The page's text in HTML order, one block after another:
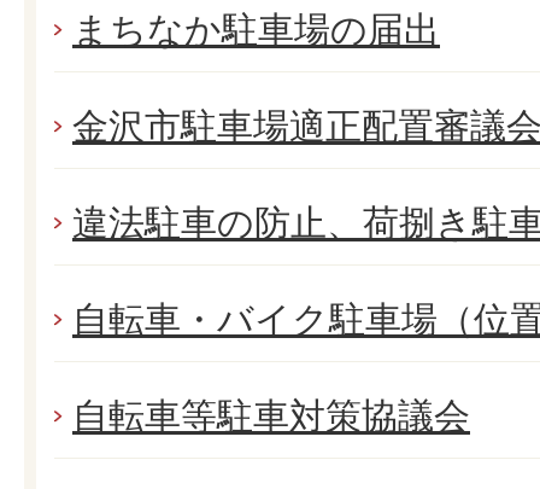
まちなか駐車場の届出
金沢市駐車場適正配置審議
違法駐車の防止、荷捌き駐
自転車・バイク駐車場（位
自転車等駐車対策協議会